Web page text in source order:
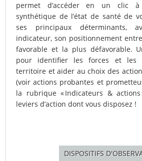
permet d’accéder en un clic à
synthétique de l’état de santé de
ses principaux déterminants,
indicateur, son positionnement
favorable et la plus défavorable.
pour identifier les forces et les
territoire et aider au choix des
(voir actions probantes et
la rubrique« Indicateurs & actions
leviers d’action dont vous disposez !
DISPOSITIFS